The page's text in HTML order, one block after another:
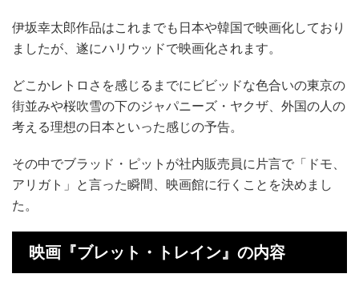
伊坂幸太郎作品はこれまでも日本や韓国で映画化しており
ましたが、遂にハリウッドで映画化されます。
どこかレトロさを感じるまでにビビッドな色合いの東京の
街並みや桜吹雪の下のジャパニーズ・ヤクザ、外国の人の
考える理想の日本といった感じの予告。
その中でブラッド・ピットが社内販売員に片言で「ドモ、
アリガト」と言った瞬間、映画館に行くことを決めまし
た。
映画『ブレット・トレイン』の内容